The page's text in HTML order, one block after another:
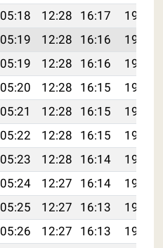
05:18 12:28 16:17
19:29
05:19 12:28 16:16
19:28
05:19 12:28 16:16
19:27
05:20 12:28 16:15
19:26
05:21 12:28 16:15
19:25
05:22 12:28 16:15
19:23
05:23 12:28 16:14
19:22
05:24 12:27 16:14
19:21
05:25 12:27 16:13
19:20
05:26 12:27 16:13
19:18